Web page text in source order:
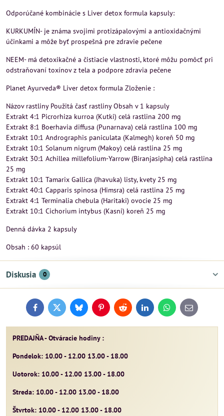
Odporúčané kombinácie s Liver detox formula kapsuly:
KURKUMÍN- je známa svojimi protizápalovými a antioxidačnými
účinkami a môže byť prospešná pre zdravie pečene
NEEM- má detoxikačné a čistiacie vlastnosti, ktoré môžu pomôcť pri
odstraňovaní toxínov z tela a podpore zdravia pečene
Planet Ayurveda® Liver detox formula Zloženie :
Názov rastliny Použitá časť rastliny Obsah v 1 kapsuly
Extrakt 4:1 Picrorhiza kurroa (Kutki) celá rastlina 200 mg
Extrakt 8:1 Boerhavia diffusa (Punarnava) celá rastlina 100 mg
Extrakt 10:1 Andrographis paniculata (Kalmegh) koreň 50 mg
Extrakt 10:1 Solanum nigrum (Makoy) celá rastlina 25 mg
Extrakt 30:1 Achillea millefolium-Yarrow (Biranjasipha) celá rastlina
25 mg
Extrakt 10:1 Tamarix Gallica (Jhavuka) listy, kvety 25 mg
Extrakt 40:1 Capparis spinosa (Himsra) celá rastlina 25 mg
Extrakt 4:1 Terminalia chebula (Haritaki) ovocie 25 mg
Extrakt 10:1 Cichorium intybus (Kasni) koreň 25 mg
Denná dávka 2 kapsuly
Obsah : 60 kapsúl
Diskusia 0
FacebookTwitterBlueskyPinterestReddit LinkedInWhatsApp
E-
mail
PREDAJŇA - Otváracie hodiny :
Pondelok: 10.00 - 12.00 13.00 - 18.00
Uotorok: 10.00 - 12.00 13.00 - 18.00
Streda: 10.00 - 12.00 13.00 - 18.00
Štvrtok: 10.00 - 12.00 13.00 - 18.00